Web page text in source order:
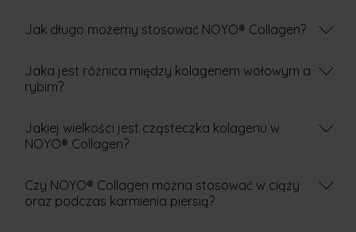
Jak długo możemy stosować NOYO® Collagen?
Jaka jest różnica między kolagenem wołowym a
rybim?
Jakiej wielkości jest cząsteczka kolagenu w
NOYO® Collagen?
Czy NOYO® Collagen można stosować w ciąży
oraz podczas karmienia piersią?